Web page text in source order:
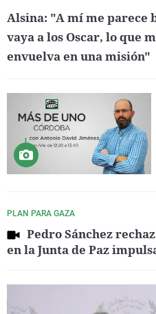
Alsina: "A mí me parece
vaya a los Oscar, lo que
envuelva en una misión"
PLAN PARA GAZA
Pedro Sánchez
en la Junta de Paz